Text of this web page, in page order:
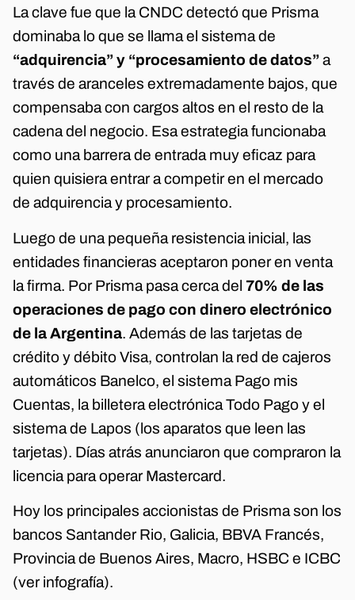
La clave fue que la CNDC detectó que Prisma
dominaba lo que se llama el sistema de
“adquirencia” y “procesamiento de datos” a
través de aranceles extremadamente bajos, que
compensaba con cargos altos en el resto de la
cadena del negocio. Esa estrategia funcionaba
como una barrera de entrada muy eficaz para
quien quisiera entrar a competir en el mercado
de adquirencia y procesamiento.
Luego de una pequeña resistencia inicial, las
entidades financieras aceptaron poner en venta
la firma. Por Prisma pasa cerca del 70% de las
operaciones de pago con dinero electrónico
de la Argentina. Además de las tarjetas de
crédito y débito Visa, controlan la red de cajeros
automáticos Banelco, el sistema Pago mis
Cuentas, la billetera electrónica Todo Pago y el
sistema de Lapos (los aparatos que leen las
tarjetas). Días atrás anunciaron que compraron la
licencia para operar Mastercard.
Hoy los principales accionistas de Prisma son los
bancos Santander Rio, Galicia, BBVA Francés,
Provincia de Buenos Aires, Macro, HSBC e ICBC
(ver infografía).